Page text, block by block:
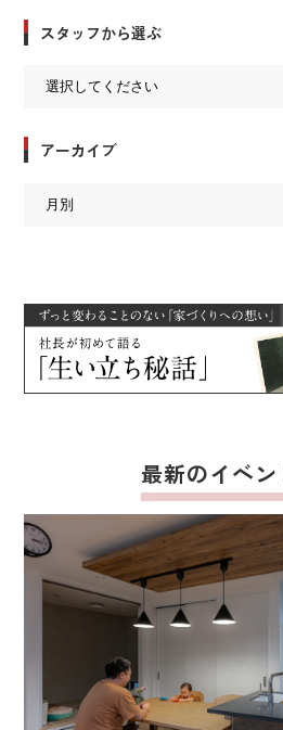
スタッフから選ぶ
アーカイブ
最新のイベ